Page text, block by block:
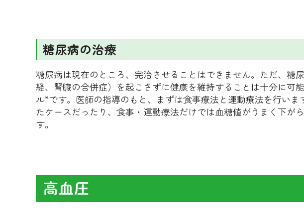
糖尿病の治療
糖尿病は現在のところ、完治させることはできません。ただ、糖
経、腎臓の合併症）を起こさずに健康を維持することは十分に可
ル”です。医師の指導のもと、まずは食事療法と運動療法を行い
たケースだったり、食事・運動療法だけでは血糖値がうまく下が
す。
高血圧